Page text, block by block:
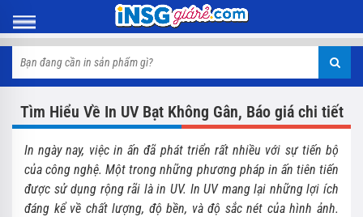
Tìm Hiểu Về In UV Bạt Không Gân, Báo giá chi tiết
In ngày nay, việc in ấn đã phát triển rất nhiều với sự tiến bộ
của công nghệ. Một trong những phương pháp in ấn tiên tiến
được sử dụng rộng rãi là in UV. In UV mang lại những lợi ích
đáng kể về chất lượng, độ bền, và độ sắc nét của hình ảnh.